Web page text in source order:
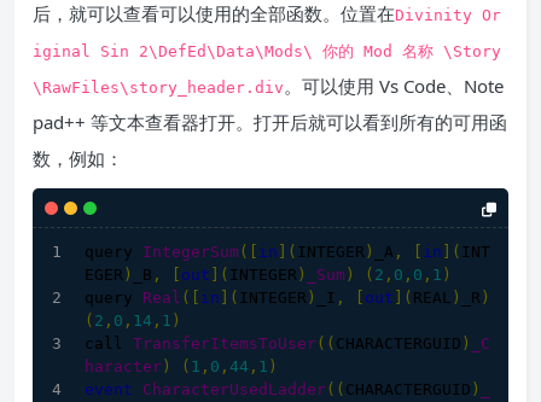
后，就可以查看可以使用的全部函数。位置在Divinity Or
iginal
Sin 2\DefEd\Data\Mods\ 你的 Mod 名称 \Story
\RawFiles\story_header . div。可以使用 Vs Code、Note
pad++ 等文本查看器打开。打开后就可以看到所有的可用函
数，例如：
query IntegerSum ([ in ]( INTEGER ) _A , in ( INT
EGER ) _B , out ( INTEGER ) _Sum ) ( 2 , 0 , 0 , 1 )
query Real ([ in ]( INTEGER ) _I , out ( REAL ) _R )
( 2 , 0 , 14 , 1 )
call TransferItemsToUser(( CHARACTERGUID )
_C
haracter ) ( 1 , 0 , 44 , 1 )
event
CharacterUsedLadder(( CHARACTERGUID )